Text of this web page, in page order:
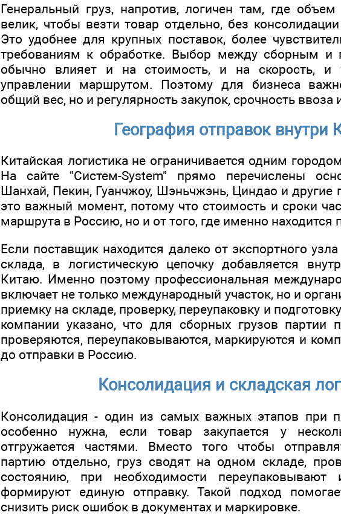
Генеральный груз, напротив, логичен там, где
велик, чтобы везти товар отдельно, без
Это удобнее для крупных поставок, более
требованиям к обработке. Выбор между сборным и
обычно влияет и на стоимость, и на скорость, и
управлении маршрутом. Поэтому для бизнеса
общий вес, но и регулярность закупок, срочность ввоза
География отправок внутри
Китайская логистика не ограничивается одним
На сайте "Систем-System" прямо перечислены
Шанхай, Пекин, Гуанчжоу, Шэньчжэнь, Циндао и другие
это важный момент, потому что стоимость и сроки
маршрута в Россию, но и от того, где именно находится
Если поставщик находится далеко от экспортного
склада, в логистическую цепочку добавляется
Китаю. Именно поэтому профессиональная
включает не только международный участок, но и
приемку на складе, проверку, переупаковку и
компании указано, что для сборных грузов партии
проверяются, переупаковываются, маркируются и
до отправки в Россию.
Консолидация и складская
Консолидация - один из самых важных этапов при
особенно нужна, если товар закупается у
отгружается частями. Вместо того чтобы
партию отдельно, груз сводят на одном складе,
состоянию, при необходимости
формируют единую отправку. Такой подход
снизить риск ошибок в документах и маркировке.